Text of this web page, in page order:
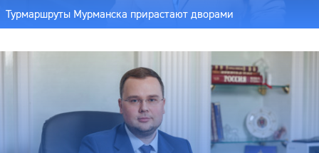
Турмаршруты Мурманска прирастают дворами